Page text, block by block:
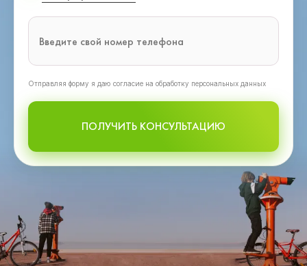
Oтправляя форму я даю согласие на обработку персональных данных
ПОЛУЧИТЬ КОНСУЛЬТАЦИЮ